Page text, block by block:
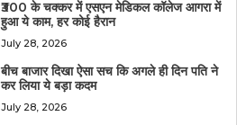
₹300 के चक्कर में एसएन मेडिकल कॉलेज आगरा में
हुआ ये काम, हर कोई हैरान
July 28, 2026
बीच बाजार दिखा ऐसा सच कि अगले ही दिन पति ने
कर लिया ये बड़ा कदम
July 28, 2026